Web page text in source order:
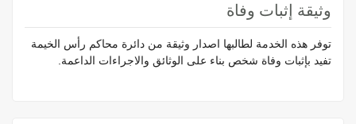
وثيقة إثبات وفاة
توفر هذه الخدمة لطالبها اصدار وثيقة من دائرة محاكم رأس الخيمة
تفيد بإثبات وفاة شخص بناء على الوثائق والاجراءات الداعمة.